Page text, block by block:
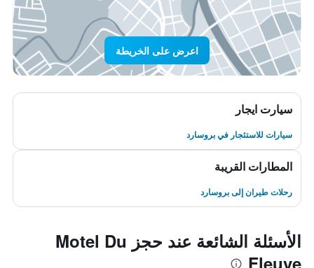
اعرض على الخريطة
سيارت ايجار
سيارات للاستئجار في بروسارد
المطارات القريبة
رحلات طيران إلى بروسارد
الأسئلة الشائعة عند حجز Motel Du
Fleuve